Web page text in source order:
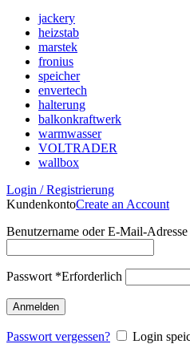
jackery
heizstab
marstek
fronius
speicher
envertech
halterung
balkonkraftwerk
warmwasser
VOLTRADER
wallbox
Login / Registrierung
KundenkontoCreate an Account
Benutzername oder E-Mail-Adresse
Passwort *Erforderlich
Anmelden
Passwort vergessen?
Login